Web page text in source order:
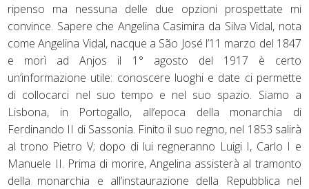
ripenso ma nessuna delle due opzioni prospettate mi
convince. Sapere che Angelina Casimira da Silva Vidal, nota
come Angelina Vidal, nacque a São José l’11 marzo del 1847
e morì ad Anjos il 1° agosto del 1917 è certo
un’informazione utile: conoscere luoghi e date ci permette
di collocarci nel suo tempo e nel suo spazio. Siamo a
Lisbona, in Portogallo, all’epoca della monarchia di
Ferdinando II di Sassonia. Finito il suo regno, nel 1853 salirà
al trono Pietro V; dopo di lui regneranno Luigi I, Carlo I e
Manuele II. Prima di morire, Angelina assisterà al tramonto
della monarchia e all’instaurazione della Repubblica nel